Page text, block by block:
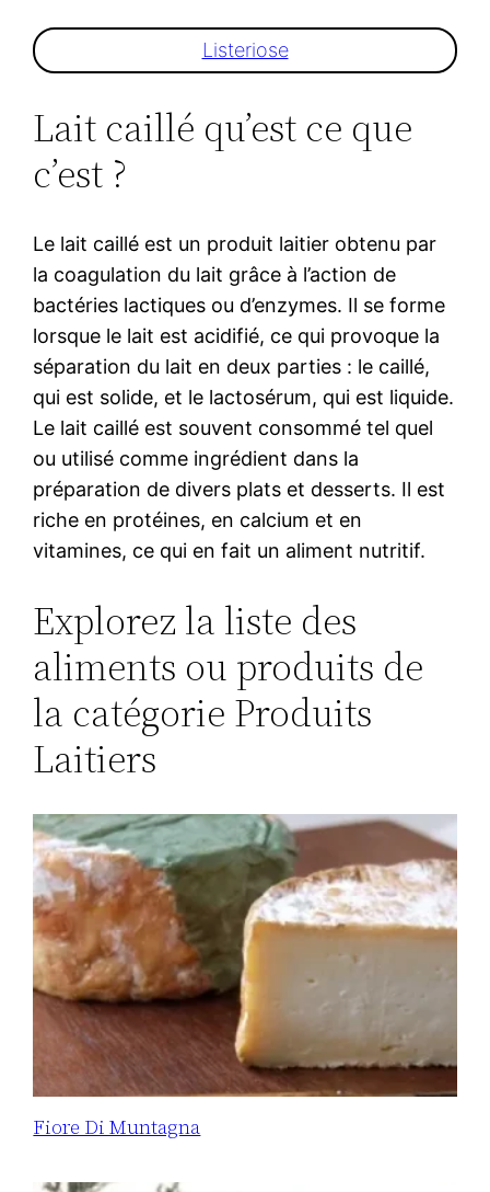
Listeriose
Lait caillé qu’est ce que
c’est ?
Le lait caillé est un produit laitier obtenu par
la coagulation du lait grâce à l’action de
bactéries lactiques ou d’enzymes. Il se forme
lorsque le lait est acidifié, ce qui provoque la
séparation du lait en deux parties : le caillé,
qui est solide, et le lactosérum, qui est liquide.
Le lait caillé est souvent consommé tel quel
ou utilisé comme ingrédient dans la
préparation de divers plats et desserts. Il est
riche en protéines, en calcium et en
vitamines, ce qui en fait un aliment nutritif.
Explorez la liste des
aliments ou produits de
la catégorie Produits
Laitiers
Fiore Di Muntagna